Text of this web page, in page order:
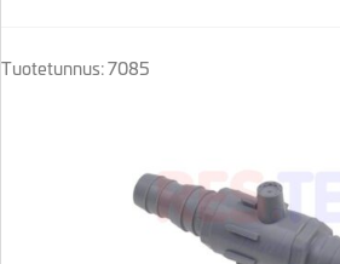
Tuotetunnus: 7085